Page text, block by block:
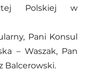
Polskiej w
Pani Konsul
– Waszak, Pan
Balcerowski.